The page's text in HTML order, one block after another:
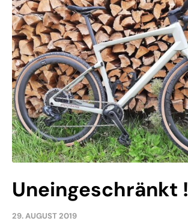
Uneingeschränkt !
29. AUGUST 2019